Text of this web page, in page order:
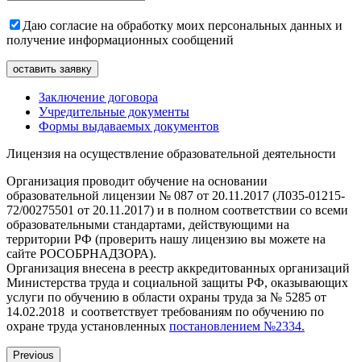
Даю согласие на обработку моих персональных данных и
получение информационных сообщений
Заключение договора
Учредительные документы
Формы выдаваемых документов
Лицензия на осуществление образовательной деятельности
Организация проводит обучение на основании
образовательной лицензии № 087 от 20.11.2017 (Л035-01215-
72/00275501 от 20.11.2017) и в полном соответствии со всеми
образовательными стандартами, действующими на
территории РФ (проверить нашу лицензию вы можете на
сайте РОСОБРНАДЗОРА).
Организация внесена в реестр аккредитованных организаций
Министерства труда и социальной защиты РФ, оказывающих
услуги по обучению в области охраны труда за № 5285 от
14.02.2018 и соответствует требованиям по обучению по
охране труда установленных постановлением №2334.
Previous